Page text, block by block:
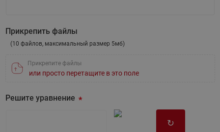
Прикрепить файлы
(10 файлов, максимальный размер 5мб)
Прикрепите файлы
или просто перетащите в это поле
Решите уравнение
↻